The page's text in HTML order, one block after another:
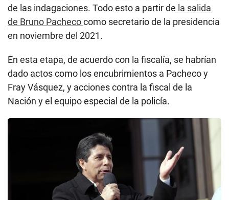
de las indagaciones. Todo esto a partir de la salida
de Bruno Pachecocomo secretario de la presidencia
en noviembre del 2021.
En esta etapa, de acuerdo con la fiscalía, se habrían
dado actos como los encubrimientos a Pacheco y
Fray Vásquez, y acciones contra la fiscal de la
Nación y el equipo especial de la policía.